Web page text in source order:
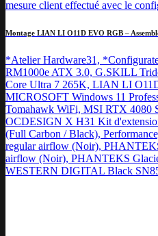
Montage LIAN LI O11D EVO RGB –
*Atelier Hardware31,
RM1000e ATX 3.0, G.SKILL
Core Ultra 7 265K, LIAN LI
MICROSOFT Windows 11
Tomahawk WiFi, MSI RTX
OCDESIGN X H31 Kit
(Full Carbon / Black),
regular airflow (Noir),
airflow (Noir), PHANTEKS
WESTERN DIGITAL Black